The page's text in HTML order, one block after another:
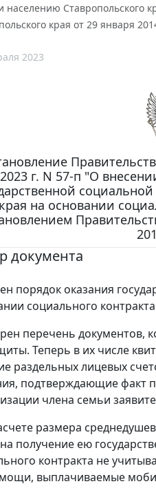
Ставропольского
края от 29 января
2023
2023 г. N 57-п "О
края на основании
документа
порядок оказания
социального
перечень документов,
Теперь в их числе
раздельных лицевых
подтверждающие факт
члена семьи
размера
получение ею
контракта не
выплачиваемые